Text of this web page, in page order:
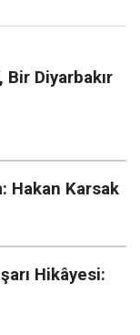
Diyarbakır
Hakan Karsak
Hikâyesi: